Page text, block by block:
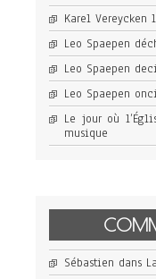
Karel Vereycken
Leo Spaepen
Leo Spaepen
Leo Spaepen
Le jour où
musique
Sébastien dans